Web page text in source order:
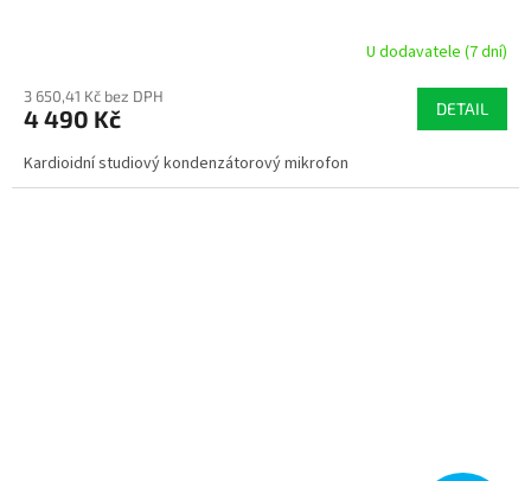
R
M
A
U dodavatele (7 dní)
3 650,41 Kč bez DPH
4 490 Kč DETAIL
Kardioidní studiový kondenzátorový mikrofon